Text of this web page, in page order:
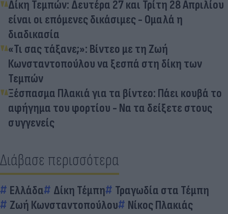
Δίκη Τεμπών: Δευτέρα 27 και Τρίτη 28 Απριλίου
είναι οι επόμενες δικάσιμες - Ομαλά η
διαδικασία
«Τι σας τάξανε;»: Βίντεο με τη Ζωή
Κωνσταντοπούλου να ξεσπά στη δίκη των
Τεμπών
Ξέσπασμα Πλακιά για τα βίντεο: Πάει κουβά το
αφήγημα του φορτίου - Να τα δείξετε στους
συγγενείς
Διάβασε περισσότερα
Ελλάδα Δίκη Τέμπη
Τραγωδία στα Τέμπη
Ζωή Κωνσταντοπούλου
Νίκος Πλακιάς